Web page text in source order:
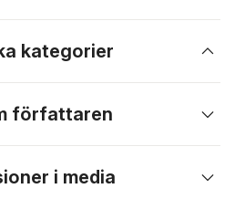
kategorier
författaren
i media